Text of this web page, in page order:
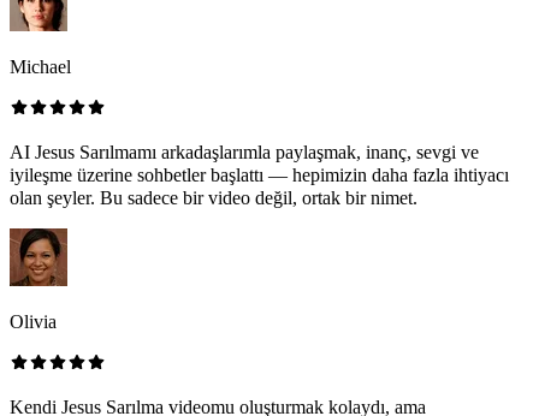
Michael
AI Jesus Sarılmamı arkadaşlarımla paylaşmak, inanç, sevgi ve
iyileşme üzerine sohbetler başlattı — hepimizin daha fazla ihtiyacı
olan şeyler. Bu sadece bir video değil, ortak bir nimet.
Olivia
Kendi Jesus Sarılma videomu oluşturmak kolaydı, ama